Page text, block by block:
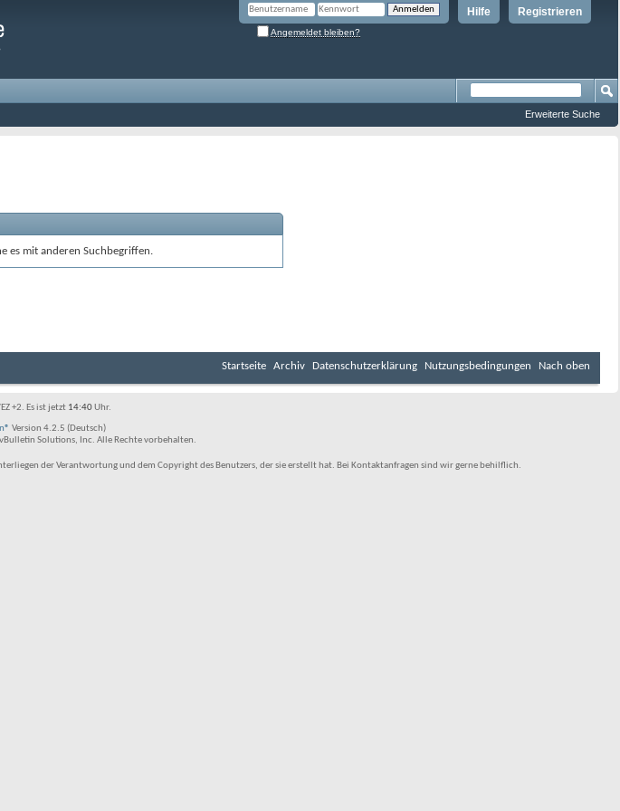
Registrieren
Hilfe
Angemeldet bleiben?
Erweiterte Suche
es mit anderen Suchbegriffen.
Startseite Archiv Datenschutzerklärung Nutzungsbedingungen Nach oben
+2. Es ist jetzt 14:40Uhr.
Version 4.2.5 (Deutsch)
Solutions, Inc. Alle Rechte vorbehalten.
der Verantwortung und dem Copyright des Benutzers, der sie erstellt hat. Bei Kontaktanfragen sind wir gerne behilflich.